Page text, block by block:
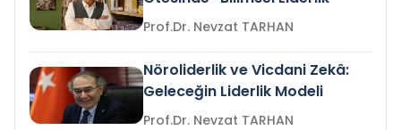
Prof.Dr. Nevzat TARHAN
Nöroliderlik ve Vicdani Zekâ:
Geleceğin Liderlik Modeli
Prof.Dr. Nevzat TARHAN